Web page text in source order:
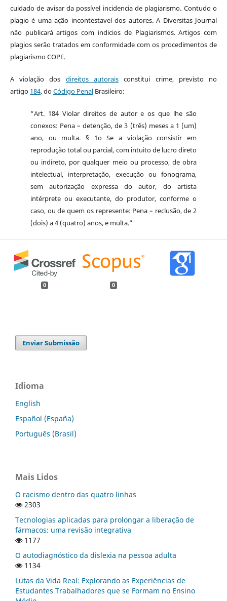
cuidado de avisar da possível incidencia de plagiarismo. Contudo o
plagio é uma ação incontestavel dos autores. A Diversitas Journal
não publicará artigos com indicios de Plagiarismos. Artigos com
plagios serão tratados em conformidade com os procedimentos de
plagiarismo COPE.
A violação dos direitos autorais constitui crime, previsto no
artigo 184, doCódigo PenalBrasileiro:
“Art. 184 Violar direitos de autor e os que lhe são
conexos: Pena – detenção, de 3 (três) meses a 1 (um)
ano, ou multa. § 1o Se a violação consistir em
reprodução total ou parcial, com intuito de lucro direto
ou indireto, por qualquer meio ou processo, de obra
intelectual, interpretação, execução ou fonograma,
sem autorização expressa do autor, do artista
intérprete ou executante, do produtor, conforme o
caso, ou de quem os represente: Pena – reclusão, de 2
(dois) a 4 (quatro) anos, e multa.”
0 0
Enviar Submissão
Idioma
English
Español (España)
Português (Brasil)
Mais Lidos
O racismo dentro das quatro linhas
2303
Tecnologias aplicadas para prolongar a liberação de
fármacos: uma revisão integrativa
1177
O autodiagnóstico da dislexia na pessoa adulta
1134
Lutas da Vida Real: Explorando as Experiências de
Estudantes Trabalhadores que se Formam no Ensino